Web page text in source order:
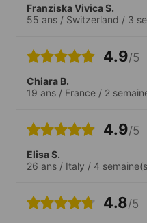
Franziska Vivica S.
55 ans / Switzerland / 3
4.9/5
Chiara B.
19 ans / France / 2
4.9/5
Elisa S.
26 ans / Italy / 4
4.8/5